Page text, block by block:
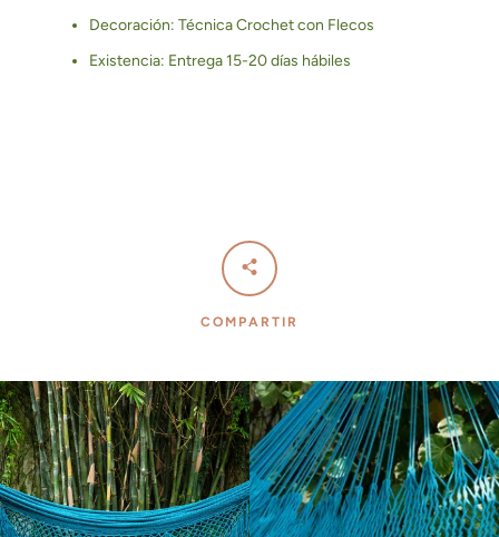
Decoración: Técnica Crochet con Flecos
Existencia: Entrega 15-20 días hábiles
COMPARTIR